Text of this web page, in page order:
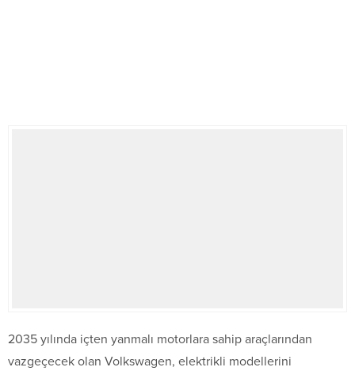
2035 yılında içten yanmalı motorlara sahip araçlarından
vazgeçecek olan Volkswagen, elektrikli modellerini